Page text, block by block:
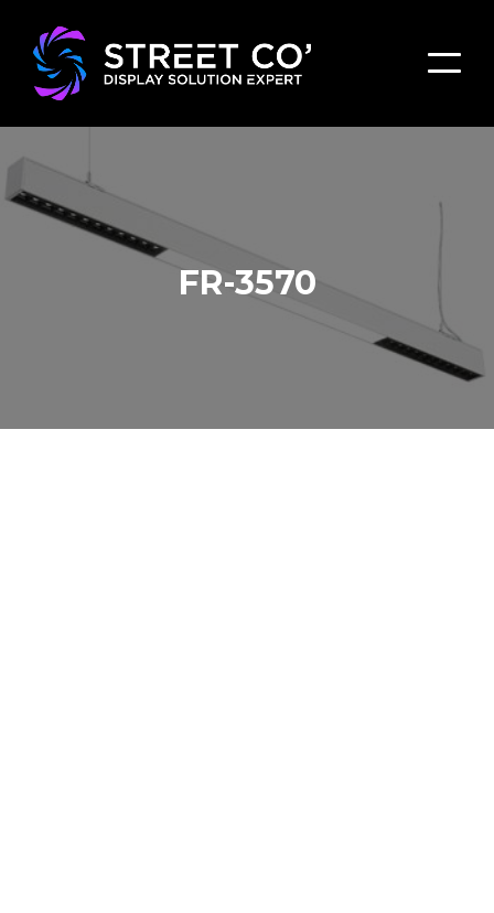
FR-3570